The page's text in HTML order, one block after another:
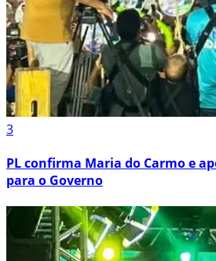
3
PL confirma Maria do Carmo e
para o Governo